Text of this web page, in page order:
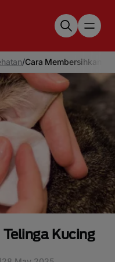
/Cara Membersihkan
Kucing